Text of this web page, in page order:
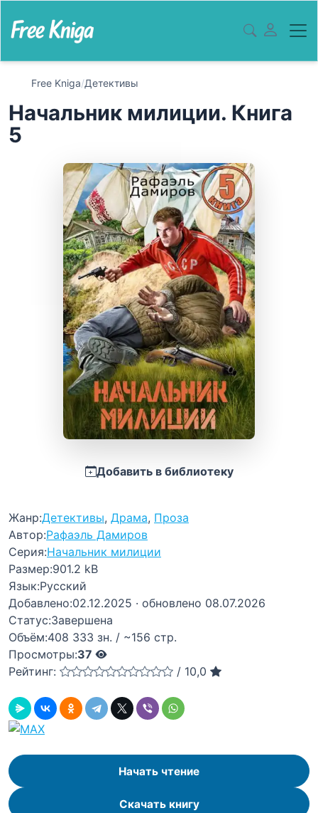
Free Kniga/Детективы
Начальник милиции. Книга
5
Добавить в библиотеку
Жанр:Детективы, Драма, Проза
Автор:Рафаэль Дамиров
Серия:Начальник милиции
Размер:901.2 kB
Язык:Русский
Добавлено:02.12.2025 · обновлено 08.07.2026
Статус:Завершена
Объём:408 333 зн. / ~156 стр.
Просмотры:37
Рейтинг:
/ 10,0
Начать чтение
Скачать книгу